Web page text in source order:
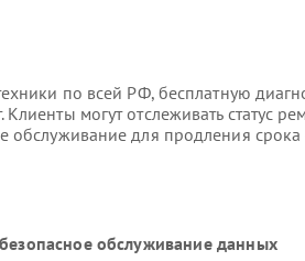
по всей РФ, бесплатную
могут отслеживать статус
обслуживание для продления
обслуживание данных